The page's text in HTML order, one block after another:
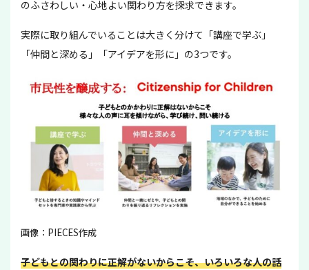
のふさわしい・心地よい関わり方を探求できます。
実際に取り組んでいることは大きく分けて「講座で学ぶ」
「仲間と深める」「アイデアを形に」の3つです。
画像：PIECES作成
子どもとの関わりに正解がないからこそ、いろいろな人の話